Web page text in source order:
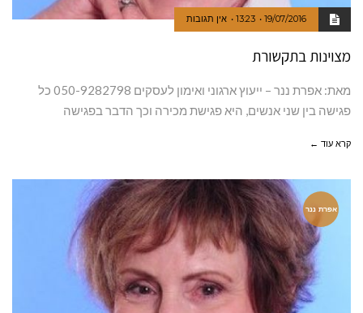
19/07/2016
13:23 אין תגובות
מצוינות בתקשורת
מאת: אפרת ננר – ייעוץ ארגוני ואימון לעסקים 050-9282798 כל
פגישה בין שני אנשים, היא פגישת מכירה וכך הדבר בפגישה
קרא עוד ←
אפרת ננר